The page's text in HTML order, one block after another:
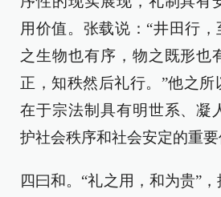
用价值。张载说：“井田行，
之生物也有序，物之既形也
正，知秩然后礼行。”他之
在于宗法制具有明世系、凝
护社会秩序和社会安定的重要
四曰和。“礼之用，和为贵”